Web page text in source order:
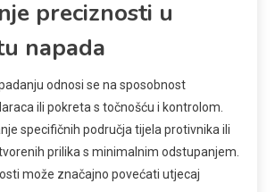
preciznosti u
napada
odnosi se na sposobnost
ili pokreta s točnošću i kontrolom.
specifičnih područja tijela protivnika ili
prilika s minimalnim odstupanjem.
može značajno povećati utjecaj